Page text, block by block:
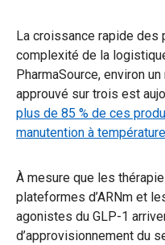
La croissance rapide
complexité de la
PharmaSource, environ
approuvé sur trois est
plus de 85 % de ces
manutention à
À mesure que les
plateformes d’ARNm et
agonistes du GLP-1
d’approvisionnement du